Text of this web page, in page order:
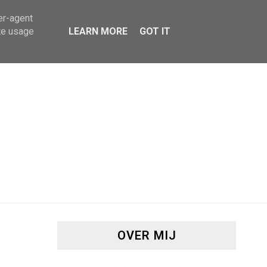
OVER MIJ
agent
usage
LEARN MORE GOT IT